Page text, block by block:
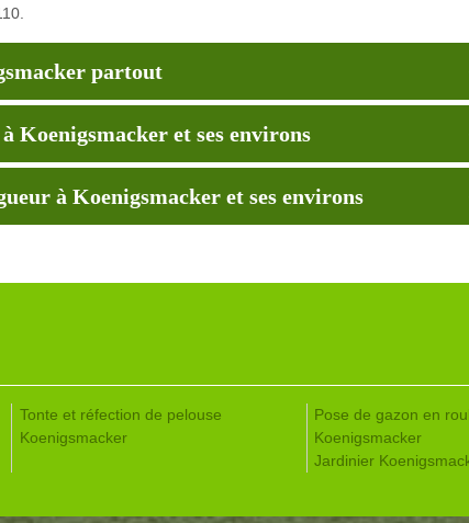
partout
Koenigsmacker et ses environs
à Koenigsmacker et ses environs
Tonte et réfection de pelouse
Koenigsmacker
Pose de gazon en
Koenigsmacker
Jardinier